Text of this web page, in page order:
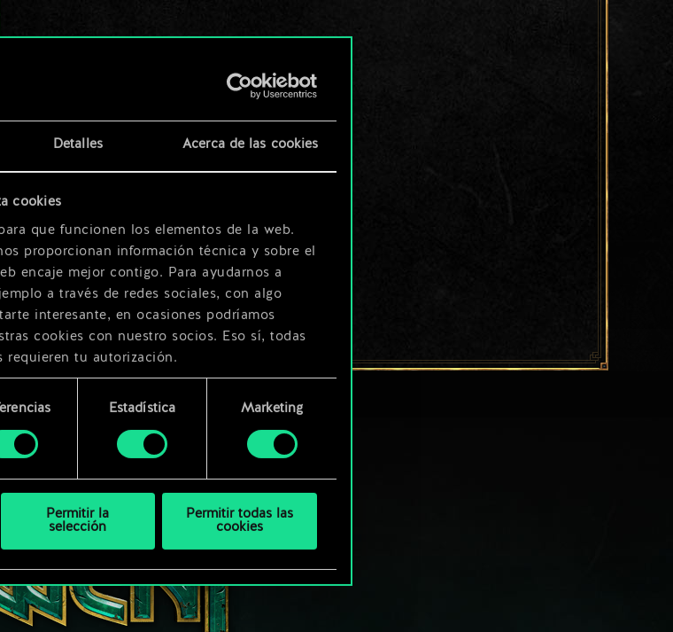
Detalles Acerca de las cookies
cookies
que funcionen los elementos de la web.
proporcionan información técnica y sobre el
encaje mejor contigo. Para ayudarnos a
a través de redes sociales, con algo
interesante, en ocasiones podríamos
cookies con nuestro socios. Eso sí, todas
requieren tu autorización.
sobre nuestro uso de las cookies y
Estadística Marketing
Permitir la
selección
Permitir todas las
cookies